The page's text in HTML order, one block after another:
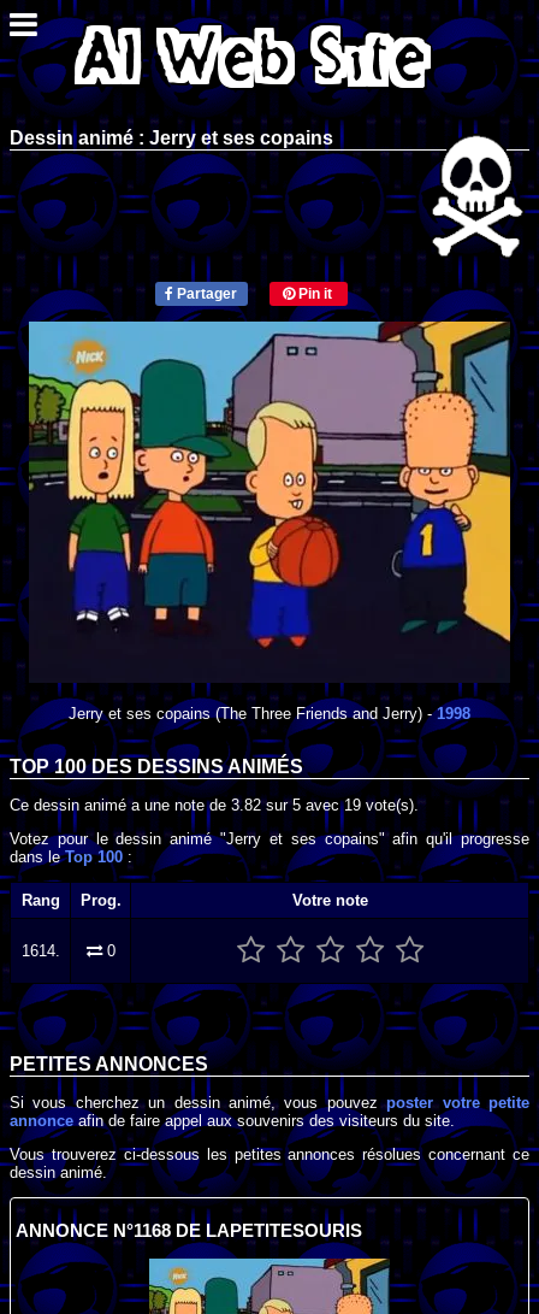
Dessin animé : Jerry et ses copains
Partager Pin it
Jerry et ses copains(The Three Friends and Jerry) -1998
TOP 100 DES DESSINS ANIMÉS
Ce dessin animé a une note de 3.82sur5 avec19 vote(s).
Votez pour le dessin animé "Jerry et ses copains" afin qu'il progresse
dans leTop 100 :
Rang Prog. Votre note
1614. 0
PETITES ANNONCES
Si vous cherchez un dessin animé, vous pouvezposter votre petite
annonce afin de faire appel aux souvenirs des visiteurs du site.
Vous trouverez ci-dessous les petites annonces résolues concernant ce
dessin animé.
ANNONCE N°1168 DE LAPETITESOURIS